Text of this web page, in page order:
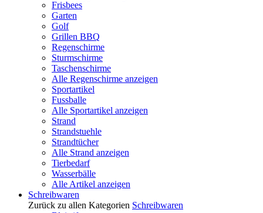
Frisbees
Garten
Golf
Grillen BBQ
Regenschirme
Sturmschirme
Taschenschirme
Alle Regenschirme anzeigen
Sportartikel
Fussballe
Alle Sportartikel anzeigen
Strand
Strandstuehle
Strandtücher
Alle Strand anzeigen
Tierbedarf
Wasserbälle
Alle Artikel anzeigen
Schreibwaren
Zurück zu allen Kategorien Schreibwaren